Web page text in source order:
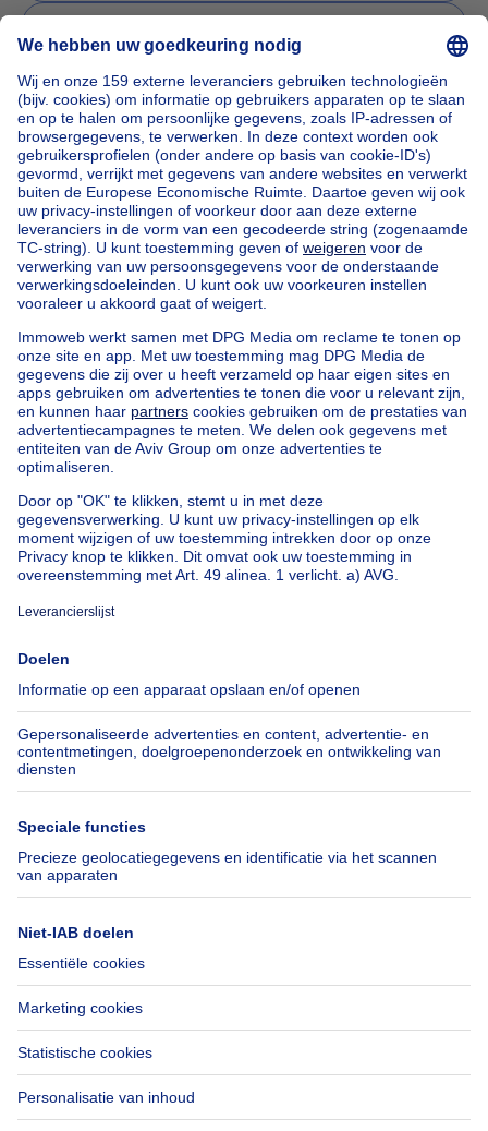
Een vraag stellen
Home Agentschappen
Agentschappen in Schilde
IMMOGY BV
Onze huizen buiten BelgiëHuis te koop Frankrijk
Huis te koop Spanje
Huis te koop Italië
Huis te koop Luxemburg
Huis te koop Nederland
Goedkoop vastgoedGoedkoop huis te koop
Goedkope appartementen te huur
Onze huurwoningen met slaapkamers
Appartement te koop met 3 slaapkamers Oostende
Huis te koop met 3 slaapkamers Stene
Huis te koop met 3 slaapkamers Deurne
Over
Immoweb
Pers
Jobs
Axel Springer Group
SeLoger.com
Immowelt.de
Tools
Belfius
Verzekeringen
Verhuis checklist
Hulp
Veelgestelde vragen
Toegankelijkheid
Contacteer ons
Volg ons
LinkedIn
Immoweb SA © 2026 - Alle rechten voorbehouden
Gebruiksvoorwaarden Cookie instellingen
Privacybeleid
Rangschikking regels